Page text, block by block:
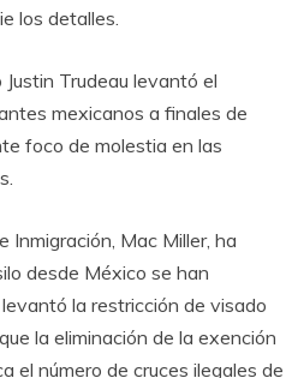
los detalles.
Trudeau levantó el
mexicanos a finales de
foco de molestia en las
Inmigración, Mac Miller, ha
desde México se han
la restricción de visado
la eliminación de la exención
el número de cruces ilegales de